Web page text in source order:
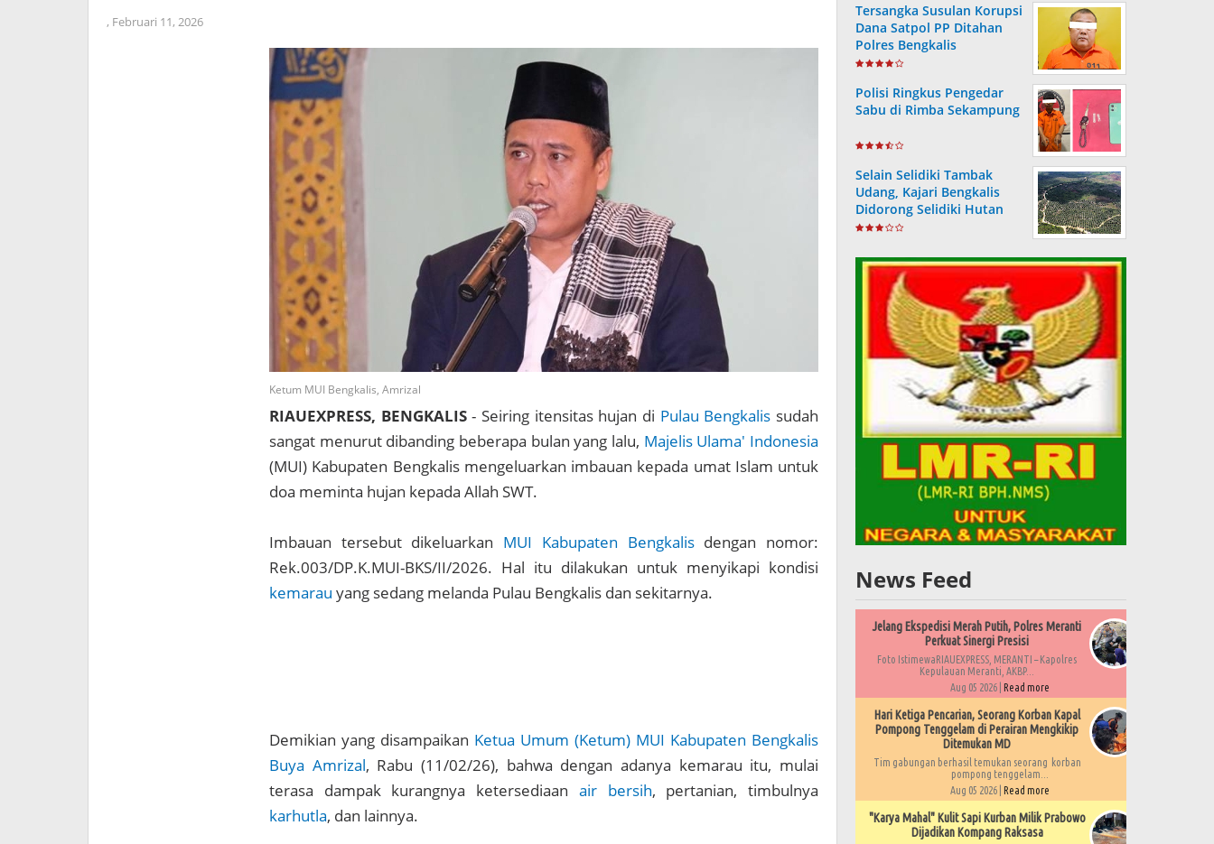
, Februari 11, 2026
Ketum MUI Bengkalis, Amrizal
RIAUEXPRESS, BENGKALIS- Seiring itensitas hujan di Pulau Bengkalis sudah
sangat menurut dibanding beberapa bulan yang lalu, Majelis Ulama' Indonesia
(MUI) Kabupaten Bengkalis mengeluarkan imbauan kepada umat Islam untuk
doa meminta hujan kepada Allah SWT.
Imbauan tersebut dikeluarkan MUI Kabupaten Bengkalisdengan nomor:
Rek.003/DP.K.MUI-BKS/II/2026. Hal itu dilakukan untuk menyikapi kondisi
kemarau yang sedang melanda Pulau Bengkalis dan sekitarnya.
Demikian yang disampaikan Ketua Umum (Ketum) MUI Kabupaten Bengkalis
Buya Amrizal, Rabu (11/02/26), bahwa dengan adanya kemarau itu, mulai
terasa dampak kurangnya ketersediaan air bersih, pertanian, timbulnya
karhutla, dan lainnya.
Tersangka Susulan Korupsi
Dana Satpol PP Ditahan
Polres Bengkalis
Polisi Ringkus Pengedar
Sabu di Rimba Sekampung
Selain Selidiki Tambak
Udang, Kajari Bengkalis
Didorong Selidiki Hutan
Berubah Jadi Kebun Sawit
News Feed
Jelang Ekspedisi Merah Putih, Polres Meranti
Perkuat Sinergi Presisi
Foto IstimewaRIAUEXPRESS, MERANTI – Kapolres
Kepulauan Meranti, AKBP...
Aug 05 2026 | Read more
Hari Ketiga Pencarian, Seorang Korban Kapal
Pompong Tenggelam di Perairan Mengkikip
Ditemukan MD
Tim gabungan berhasil temukan seorang korban
pompong tenggelam...
Aug 05 2026 | Read more
"Karya Mahal" Kulit Sapi Kurban Milik Prabowo
Dijadikan Kompang Raksasa